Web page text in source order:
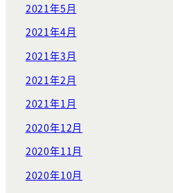
2021年5月
2021年4月
2021年3月
2021年2月
2021年1月
2020年12月
2020年11月
2020年10月